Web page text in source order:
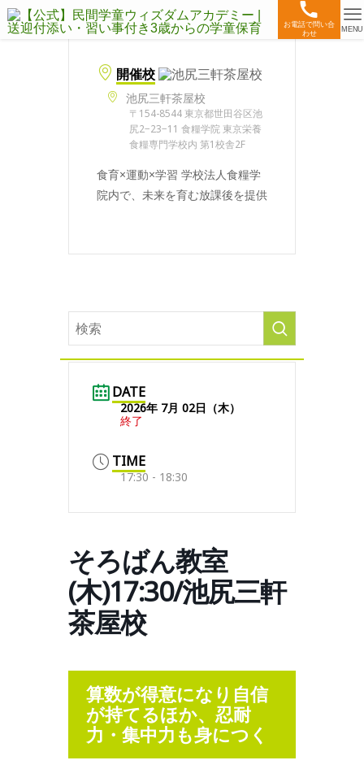
お電話で問い合
わせ
MENU
開催校
池尻三軒茶屋校
〒154-8544 東京都世田谷区池
尻2−23−11 食糧学院 東京栄養
食糧専門学校内 第1校舎2F
食育×運動×学習 学校法人食糧学
院内で、未来を育む放課後を提供
DATE
2026年 7月 02日（木）
終了
TIME
17:30 - 18:30
そろばん教室
(木)17:30/池尻三軒
茶屋校
算数が得意になり自信
が持てるほか、忍耐
力・集中力も身につく